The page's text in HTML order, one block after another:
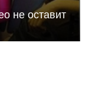
не оставит